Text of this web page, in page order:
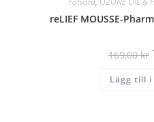
reLIEF MOUSSE-
169,00kr
Lägg till